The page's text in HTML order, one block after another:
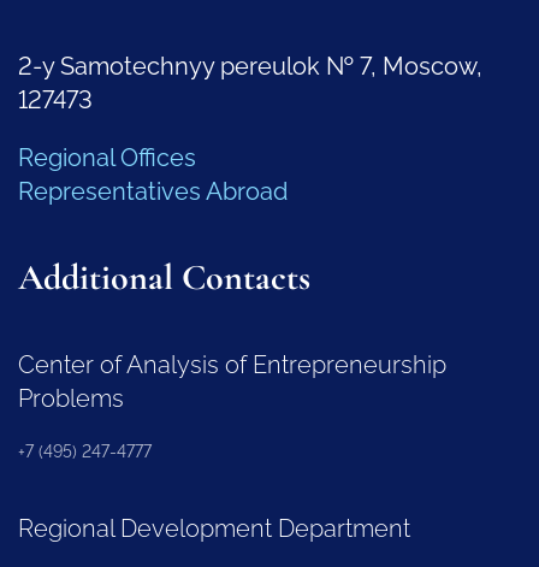
2-y Samotechnyy pereulok № 7, Moscow,
127473
Regional Offices
Representatives Abroad
Additional Contacts
Center of Analysis of Entrepreneurship
Problems
+7 (495) 247-4777
Regional Development Department